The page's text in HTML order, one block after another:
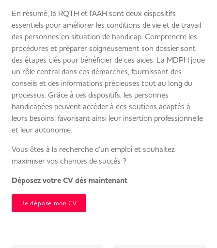
En résumé, la RQTH et l'AAH sont deux dispositifs
essentiels pour améliorer les conditions de vie et de travail
des personnes en situation de handicap. Comprendre les
procédures et préparer soigneusement son dossier sont
des étapes clés pour bénéficier de ces aides. La MDPH joue
un rôle central dans ces démarches, fournissant des
conseils et des informations précieuses tout au long du
processus. Grâce à ces dispositifs, les personnes
handicapées peuvent accéder à des soutiens adaptés à
leurs besoins, favorisant ainsi leur insertion professionnelle
et leur autonomie.
Vous êtes à la recherche d’un emploi et souhaitez
maximiser vos chances de succès ?
Déposez votre CV dès maintenant
Je dépose mon CV